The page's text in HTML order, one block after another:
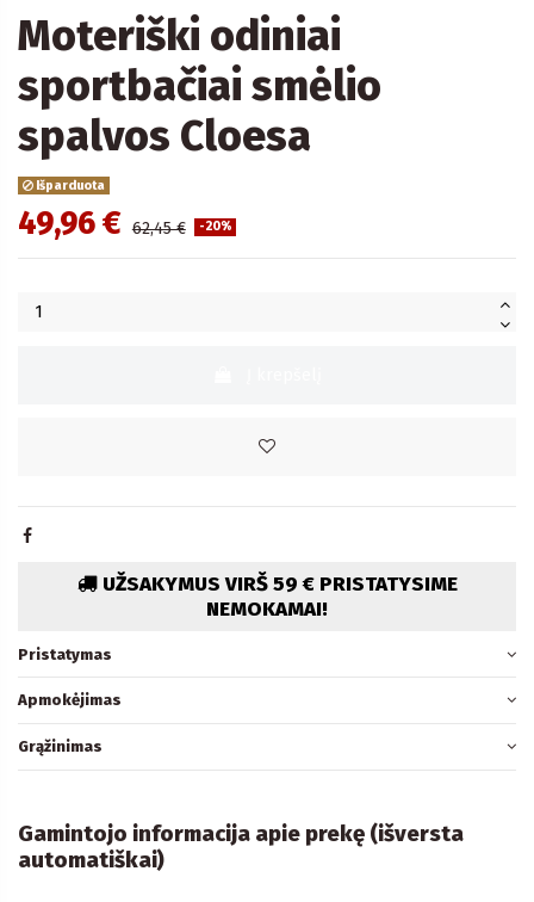
Moteriški odiniai
sportbačiai smėlio
spalvos Cloesa
Išparduota
49,96 € 62,45 € -20%
UŽSAKYMUS VIRŠ 59 € PRISTATYSIME
NEMOKAMAI!
Pristatymas
Apmokėjimas
Grąžinimas
Gamintojo informacija apie prekę (išversta
automatiškai)